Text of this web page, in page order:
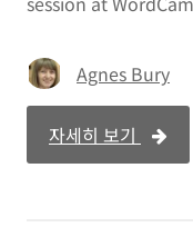
Agnes Bury
자세히 보기